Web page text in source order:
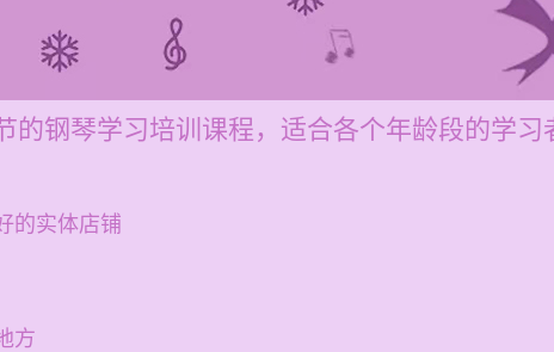
的钢琴学习培训课程，适合各个年龄段的学习
的实体店铺
方